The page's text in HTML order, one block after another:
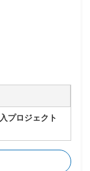
プロジェクト
ション
ー整理、要件定